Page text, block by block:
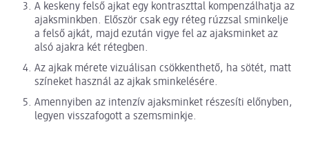
A keskeny felső ajkat egy kontraszttal kompenzálhatja az
ajaksminkben. Először csak egy réteg rúzzsal sminkelje
a felső ajkát, majd ezután vigye fel az ajaksminket az
alsó ajakra két rétegben.
Az ajkak mérete vizuálisan csökkenthető, ha sötét, matt
színeket használ az ajkak sminkelésére.
Amennyiben az intenzív ajaksminket részesíti előnyben,
legyen visszafogott a szemsminkje.